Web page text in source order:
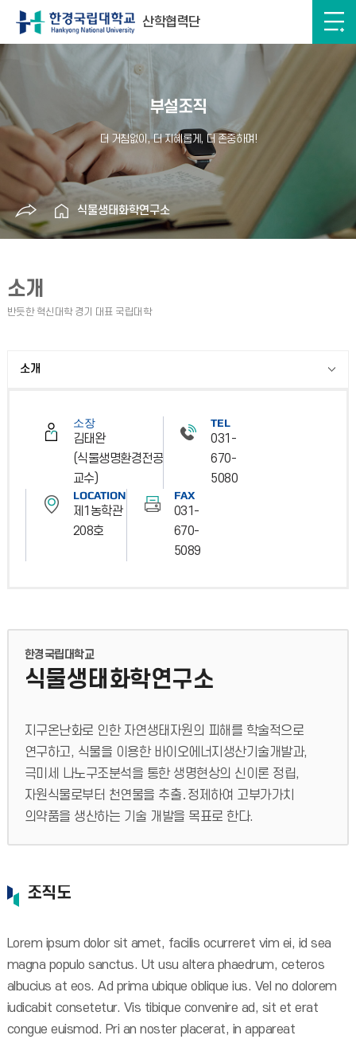
산학협력단
부설조직
식물생태화학연구소
소개
소개
소장
김태완
(식물생명환경전공
교수)
TEL
031-
670-
5080
LOCATION
제1농학관
208호
FAX
031-
670-
5089
한경국립대학교
식물생태화학연구소
지구온난화로 인한 자연생태자원의 피해를 학술적으로
연구하고, 식물을 이용한 바이오에너지생산기술개발과,
극미세 나노구조분석을 통한 생명현상의 신이론 정립,
자원식물로부터 천연물을 추출․정제하여 고부가가치
의약품을 생산하는 기술 개발을 목표로 한다.
조직도
Lorem ipsum dolor sit amet, facilis ocurreret vim ei, id sea
magna populo sanctus. Ut usu altera phaedrum, ceteros
albucius at eos. Ad prima ubique oblique ius. Vel no dolorem
iudicabit consetetur. Vis tibique convenire ad, sit et erat
congue euismod. Pri an noster placerat, in appareat